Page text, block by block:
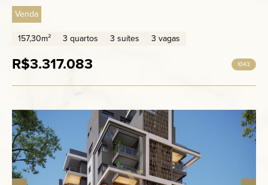
Venda
157,30m²
3 quartos 3 suítes 3 vagas
R$3.317.083 1043